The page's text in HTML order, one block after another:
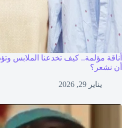
أناقة مؤلمة.. كيف تخدعنا الملابس
أن نشعر؟
يناير 29, 2026